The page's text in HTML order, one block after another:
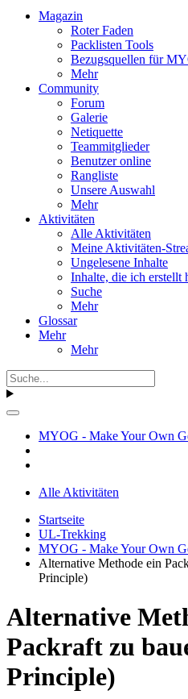
Magazin
Roter Faden
Packlisten Tools
Bezugsquellen für
Mehr
Community
Forum
Galerie
Netiquette
Teammitglieder
Benutzer online
Rangliste
Unsere Auswahl
Mehr
Aktivitäten
Alle Aktivitäten
Meine Aktivitäten-
Ungelesene Inhalte
Inhalte, die ich erstellt
Suche
Mehr
Glossar
Mehr
Mehr
MYOG - Make Your Own
Alle Aktivitäten
Startseite
UL-Trekking
MYOG - Make Your Own
Alternative Methode ein
Principle)
Alternative
Packraft zu
Principle)